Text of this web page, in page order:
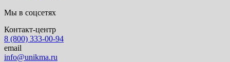
Мы в соцсетях
Контакт-центр
8 (800) 333-00-94
email
info@unikma.ru